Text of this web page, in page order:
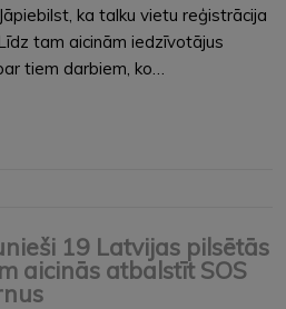
ka talku vietu reģistrācija
tam aicinām iedzīvotājus
tiem darbiem, ko…
19 Latvijas pilsētās
aicinās atbalstīt SOS